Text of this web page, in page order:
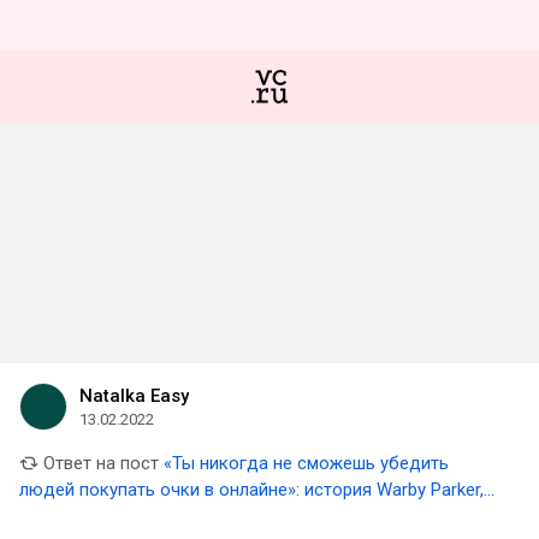
Natalka Easy
13.02.2022
Ответ на пост «Ты никогда не сможешь убедить
людей покупать очки в онлайне»: история Warby Parker,